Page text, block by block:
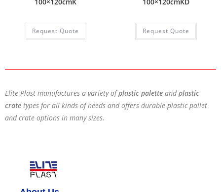
Request Quote Request Quote
Elite Plast manufactures a variety ofplastic palette andplastic
crate types for all kinds of needs and offers durable plastic pallet
and crate options in many sizes.